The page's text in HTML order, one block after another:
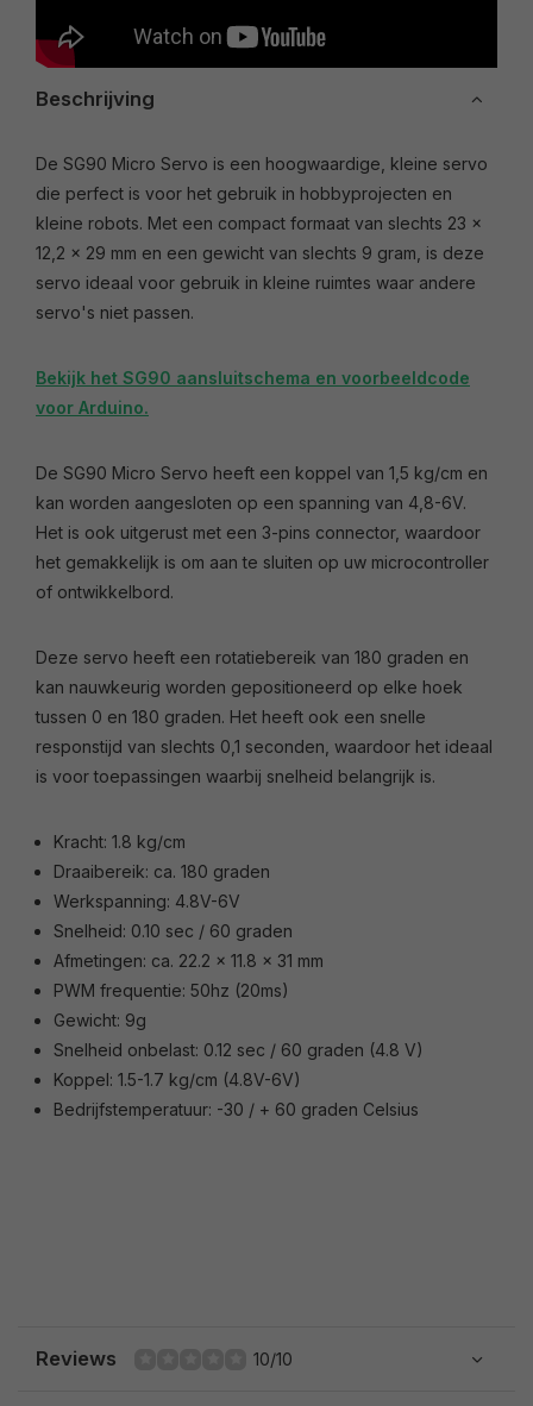
Beschrijving
De SG90 Micro Servo is een hoogwaardige, kleine servo
die perfect is voor het gebruik in hobbyprojecten en
kleine robots. Met een compact formaat van slechts 23 x
12,2 x 29 mm en een gewicht van slechts 9 gram, is deze
servo ideaal voor gebruik in kleine ruimtes waar andere
servo's niet passen.
Bekijk het SG90 aansluitschema en voorbeeldcode
voor Arduino.
De SG90 Micro Servo heeft een koppel van 1,5 kg/cm en
kan worden aangesloten op een spanning van 4,8-6V.
Het is ook uitgerust met een 3-pins connector, waardoor
het gemakkelijk is om aan te sluiten op uw microcontroller
of ontwikkelbord.
Deze servo heeft een rotatiebereik van 180 graden en
kan nauwkeurig worden gepositioneerd op elke hoek
tussen 0 en 180 graden. Het heeft ook een snelle
responstijd van slechts 0,1 seconden, waardoor het ideaal
is voor toepassingen waarbij snelheid belangrijk is.
Kracht: 1.8 kg/cm
Draaibereik: ca. 180 graden
Werkspanning: 4.8V-6V
Snelheid: 0.10 sec / 60 graden
Afmetingen: ca. 22.2 x 11.8 x 31 mm
PWM frequentie: 50hz (20ms)
Gewicht: 9g
Snelheid onbelast: 0.12 sec / 60 graden (4.8 V)
Koppel: 1.5-1.7 kg/cm (4.8V-6V)
Bedrijfstemperatuur: -30 / + 60 graden Celsius
Reviews 10/10